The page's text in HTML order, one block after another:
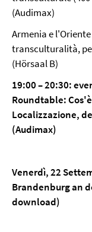
(Audimax)
Armenia e
transculturalità,
(Hörsaal B)
19:00 – 20:30:
Roundtable:
Localizzazione,
(Audimax)
Venerdì, 22
Brandenburg an
download)